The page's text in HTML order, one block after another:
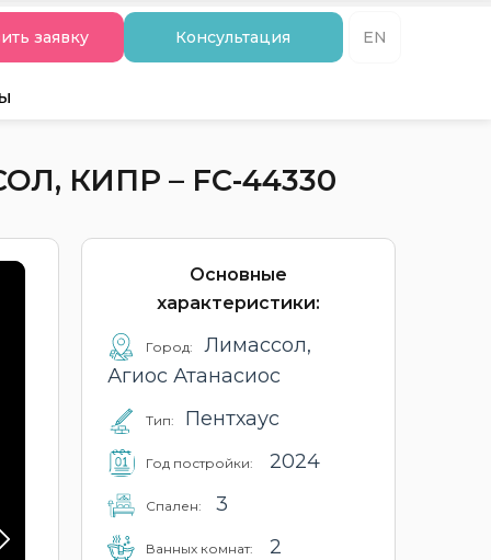
заявку Консультация EN
КИПР – FC-44330
Основные
характеристики:
Город:
Лимассол,
Агиос Атанасиос
Тип: Пентхаус
Год постройки: 2024
Cпален: 3
Ванных комнат: 2